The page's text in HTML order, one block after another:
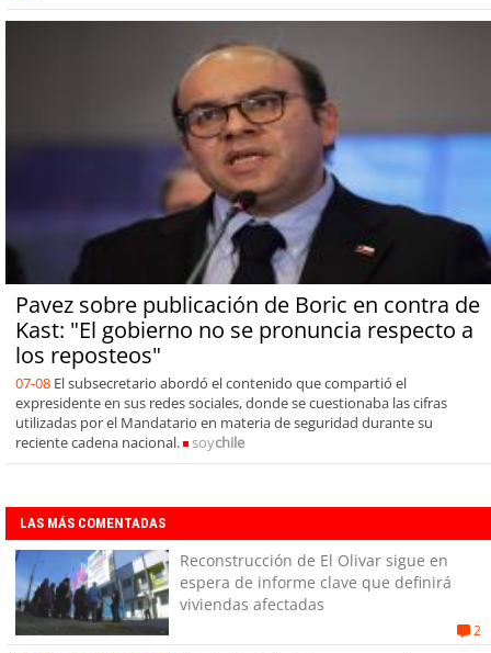
Pavez sobre publicación de Boric en contra de
Kast: "El gobierno no se pronuncia respecto a
los reposteos"
07-08 El subsecretario abordó el contenido que compartió el
expresidente en sus redes sociales, donde se cuestionaba las cifras
utilizadas por el Mandatario en materia de seguridad durante su
reciente cadena nacional.
soychile
LAS MÁS COMENTADAS
Reconstrucción de El Olivar sigue en
espera de informe clave que definirá
viviendas afectadas
2